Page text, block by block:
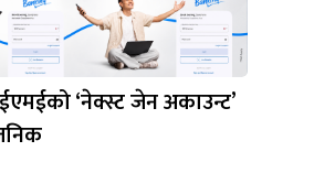
‘नेक्स्ट जेन अकाउन्ट’